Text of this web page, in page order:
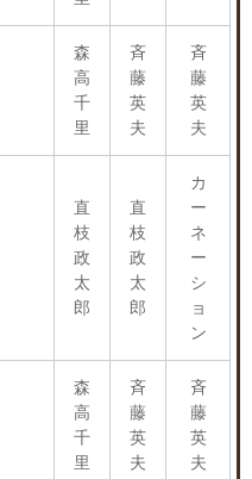
森
高
千
里
斉
藤
英
夫
斉
藤
英
夫
直
枝
政
太
郎
直
枝
政
太
郎
カ
ー
ネ
ー
シ
ョ
ン
森
高
千
里
斉
藤
英
夫
斉
藤
英
夫